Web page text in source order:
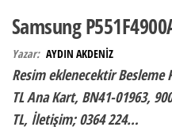
Samsung
Yazar: AYDIN AKDENİZ
Resim eklenecektir Besleme
TL Ana Kart, BN41-01963,
TL, İletişim; 0364 224…